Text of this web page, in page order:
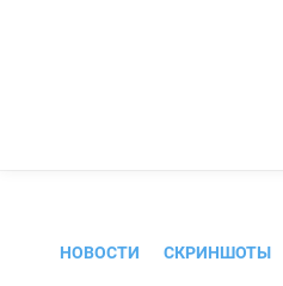
НОВОСТИ СКРИНШОТЫ